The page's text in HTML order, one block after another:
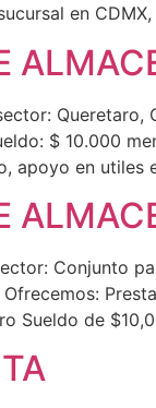
en
$ 10.000
apoyo en utiles
Conjunto
Sueldo de